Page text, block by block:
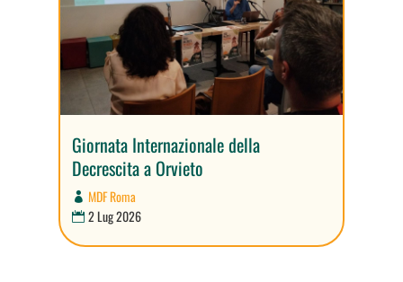
Giornata Internazionale della
Decrescita a Orvieto
MDF Roma
2 Lug 2026